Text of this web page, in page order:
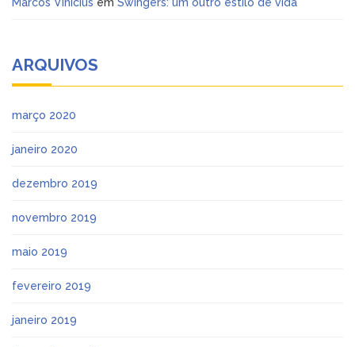
ARQUIVOS
março 2020
janeiro 2020
dezembro 2019
novembro 2019
maio 2019
fevereiro 2019
janeiro 2019